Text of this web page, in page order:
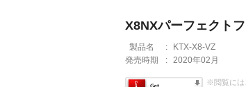
X8NXパーフェクト
製品名 :
KTX-X8-VZ
発売時期
: 2020年02月
※閲覧には